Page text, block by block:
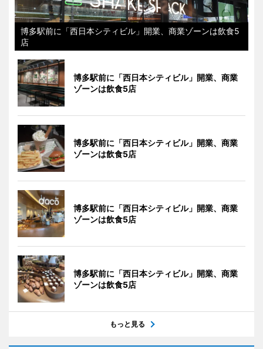
博多駅前に「西日本シティビル」開業、商業ゾーンは飲食5
店
博多駅前に「西日本シティビル」開業、商業
ゾーンは飲食5店
博多駅前に「西日本シティビル」開業、商業
ゾーンは飲食5店
博多駅前に「西日本シティビル」開業、商業
ゾーンは飲食5店
博多駅前に「西日本シティビル」開業、商業
ゾーンは飲食5店
もっと見る